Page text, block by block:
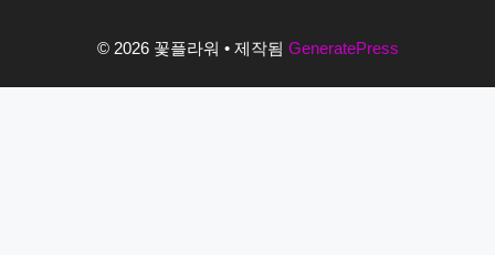
© 2026 꽃플라워 • 제작됨 GeneratePress